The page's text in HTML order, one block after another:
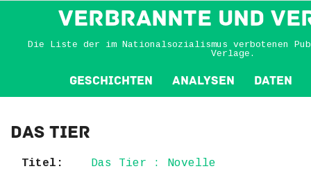
VERBRANNTE und
Die Liste der im Nationalsozialismus verbotenen
Verlage.
Geschichten Analysen Daten
Das Tier
Titel:
Das Tier : Novelle